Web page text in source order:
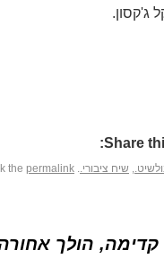
ג'קסון.
Share
, שיח ציבורי.. Bookmark the
permalink
הולך